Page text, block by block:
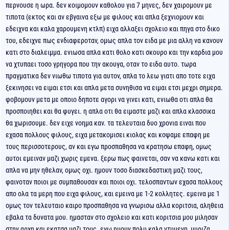
περνουσε η ωρα. δεν κοιμομουν καθολου για 7 μηνες, δεν χαιρομουν με
τιποτα (εκτος και αν εβγαινα εξω με φιλους και απλα ξεχνιομουν και
εδειχνα και καλα χαρουμενη κτλπ) ειχα αλλαξει σχολειο και πηγα στο δικο
του, εδειχνε πως ενδιαφεροταν, ομως απλα τον ειδα με μια αλλη να κανουν
κατι στο διαλειμμα. ενιωσα απλα κατι θολο κατι σκουρο και την καρδια μου
να χτυπαει τοσο γρηγορα που την ακουγα, οταν το ειδα αυτο. τωρα
πραγματικα δεν νιωθω τιποτα για αυτον, απλα το λεω γιατι απο τοτε ειχα
ξεκινησει να ειμαι ετσι και απλα μετα συνηθισα να ειμαι ετσι μεχρι σημερα.
φοβομουν μετα με οποιο δηποτε αγορι να γινει κατι, ενιωθα οτι απλα θα
προσποιηθει και θα φυγει. η απλα οτι θα ειμαστε μαζι και απλα κλασσικα
θα χωρισουμε. δεν ειχε νοημα καν. τα τελευταια δυο χρονια ειναι που
εχασα πολλους φιλους, ειχα μετακομισει κιολας και κοψαμε επαφη με
τους περισσοτερους, αν και εγω προσπαθησα να κρατησω επαφη, ομως
αυτοι εμειναν μαζι χωρις εμενα. ξερω πως φαινεται, σαν να κανω κατι και
απλα να μην ηθελαν, ομως οχι. ημουν τοσο διασκεδαστικη μαζι τους,
φαινοταν ποιοι με συμπαθουσαν και ποιοι οχι. τελοσπαντων εχασα πολλους
απο ολα τα μερη που ειχα φιλους, και εμεινα με 1-2 κολλητες. εμεινα με 1
ομως τον τελευταιο καιρο προσπαθησα να γνωρισω αλλα κοριτσια, αληθεια
εβαλα τα δυνατα μου. ημασταν στο σχολειο και κατι κοριτσια μου μιλησαν